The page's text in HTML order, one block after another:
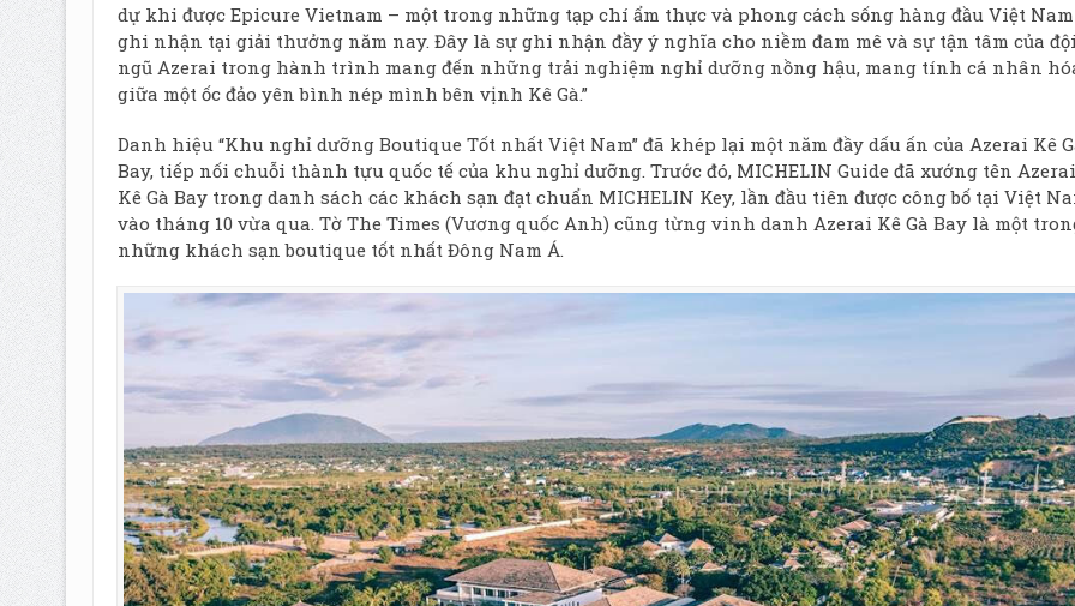
dự khi được Epicure Vietnam – một trong những tạp chí ẩm thực và phong cách sống hàng đầu Việt
ghi nhận tại giải thưởng năm nay. Đây là sự ghi nhận đầy ý nghĩa cho niềm đam mê và sự tận tâm của
ngũ Azerai trong hành trình mang đến những trải nghiệm nghỉ dưỡng nồng hậu, mang tính cá nhân
giữa một ốc đảo yên bình nép mình bên vịnh Kê Gà.”
Danh hiệu “Khu nghỉ dưỡng Boutique Tốt nhất Việt Nam” đã khép lại một năm đầy dấu ấn của Azerai Kê
Bay, tiếp nối chuỗi thành tựu quốc tế của khu nghỉ dưỡng. Trước đó, MICHELIN Guide đã xướng tên Azerai
Kê Gà Bay trong danh sách các khách sạn đạt chuẩn MICHELIN Key, lần đầu tiên được công bố tại Việt
vào tháng 10 vừa qua. Tờ The Times (Vương quốc Anh) cũng từng vinh danh Azerai Kê Gà Bay là một
những khách sạn boutique tốt nhất Đông Nam Á.